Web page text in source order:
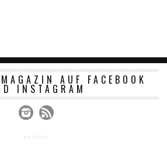
AUF FACEBOOK
INSTAGRAM
ANZEIGE